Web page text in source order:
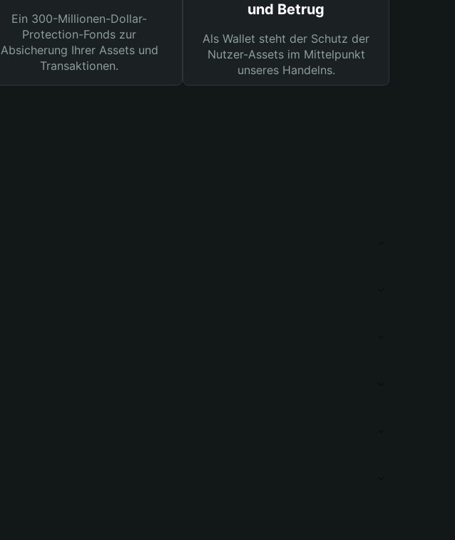
Ein 300-Millionen-Dollar-
Protection-Fonds zur
Absicherung Ihrer Assets und
Transaktionen.
und Betrug
Als Wallet steht der Schutz der
Nutzer-Assets im Mittelpunkt
unseres Handelns.